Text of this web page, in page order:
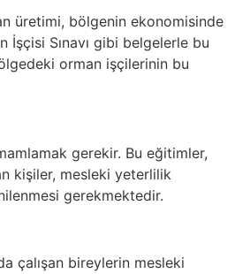
üretimi, bölgenin ekonomisinde
Sınavı gibi belgelerle bu
orman işçilerinin bu
gerekir. Bu eğitimler,
kişiler, mesleki yeterlilik
gerekmektedir.
çalışan bireylerin mesleki